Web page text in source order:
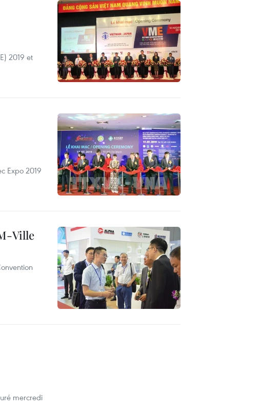
2019 et
Expo 2019
Ville
mercredi